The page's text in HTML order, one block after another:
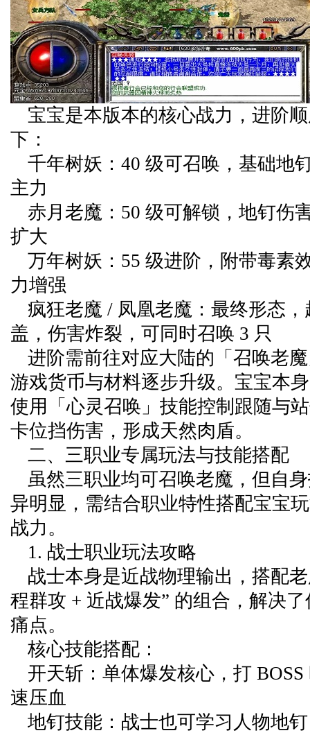
宝宝是本版本的核心战力，进阶
下：
千年树妖：40 级可召唤，基础地
主力
赤月老魔：50 级可解锁，地钉伤
扩大
万年树妖：55 级进阶，附带毒素
力增强
疯狂老魔 / 凤凰老魔：最终形态
盖，伤害炸裂，可同时召唤 3 只
进阶需前往对应大陆的「召唤老
游戏货币与材料逐步升级。宝宝本
使用「心灵召唤」技能控制跟随与
卡位挡伤害，形成天然肉盾。
二、三职业专属玩法与技能搭配
虽然三职业均可召唤老魔，但自
异明显，需结合职业特性搭配宝宝
战力。
1. 战士职业玩法攻略
战士本身是近战物理输出，搭配
程群攻 + 近战爆发” 的组合，解决
痛点。
核心技能搭配：
开天斩：单体爆发核心，打
速压血
地钉技能：战士也可学习人物地